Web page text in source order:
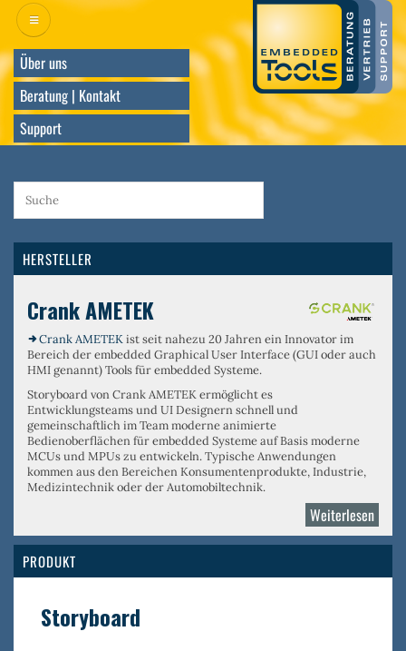
Direkt
zum
InhaltÜber uns
Beratung | Kontakt
Support
HERSTELLER
Crank AMETEK
Crank AMETEK ist seit nahezu 20 Jahren ein Innovator im
Bereich der embedded Graphical User Interface (GUI oder auch
HMI genannt) Tools für embedded Systeme.
Storyboard von Crank AMETEK ermöglicht es
Entwicklungsteams und UI Designern schnell und
gemeinschaftlich im Team moderne animierte
Bedienoberflächen für embedded Systeme auf Basis moderne
MCUs und MPUs zu entwickeln. Typische Anwendungen
kommen aus den Bereichen Konsumentenprodukte, Industrie,
Medizintechnik oder der Automobiltechnik.
Weiterlesen
Crank
PRODUKT
Storyboard